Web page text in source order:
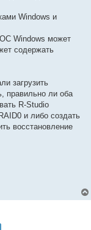
Windows и
Windows может
содержать
загрузить
правильно ли оба
R-Studio
и либо создать
восстановление